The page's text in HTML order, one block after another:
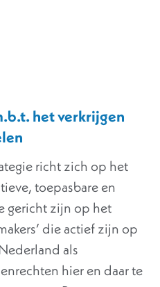
het verkrijgen
richt zich op het
toepasbare en
gericht zijn op het
die actief zijn op
als
hier en daar te